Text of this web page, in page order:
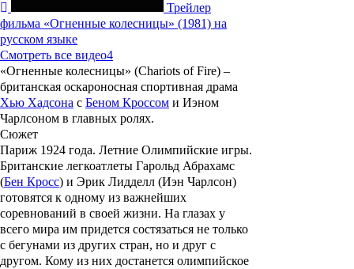
Трейлер
фильма «Огненные колесницы» (1981) на
русском языке
Смотреть все видео4
«Огненные колесницы» (Chariots of Fire) –
британская оскароносная спортивная драма
Хью Хадсона с Беном Кроссом и Иэном
Чарлсоном в главных ролях.
Сюжет
Париж 1924 года. Летние Олимпийские игры.
Британские легкоатлеты Гарольд Абрахамс
(Бен Кросс) и Эрик Лидделл (Иэн Чарлсон)
готовятся к одному из важнейших
соревнований в своей жизни. На глазах у
всего мира им придется состязаться не только
с бегунами из других стран, но и друг с
другом. Кому из них достанется олимпийское